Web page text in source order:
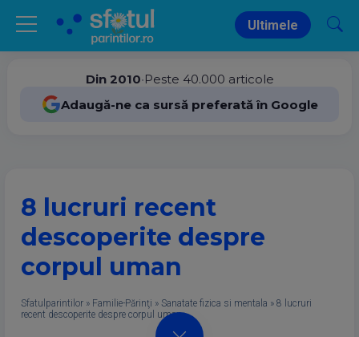
Ultimele
Din 2010•Peste 40.000 articole
Adaugă-ne ca sursă preferată în Google
8 lucruri recent
descoperite despre
corpul uman
Sfatulparintilor » Familie-Părinţi » Sanatate fizica si mentala » 8 lucruri
recent descoperite despre corpul uman